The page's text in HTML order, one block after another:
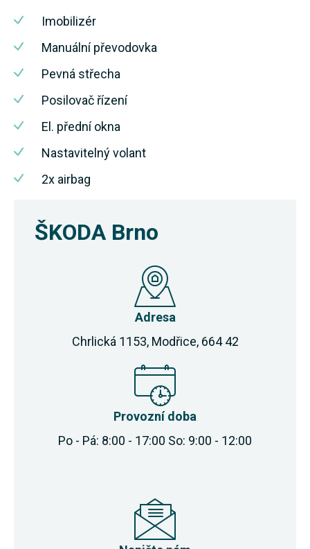
Imobilizér
Manuální převodovka
Pevná střecha
Posilovač řízení
El. přední okna
Nastavitelný volant
2x airbag
ŠKODA Brno
Adresa
Chrlická 1153, Modřice, 664 42
Provozní doba
Po - Pá: 8:00 - 17:00 So: 9:00 - 12:00